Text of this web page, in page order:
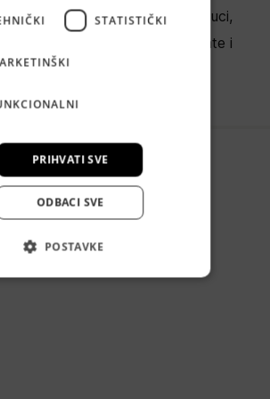
plahte, popluni, nadlošci, jastuci,
kuhinjski dodaci, kravate i
STATISTIČKI
PRIHVATI SVE
ODBACI SVE
POSTAVKE